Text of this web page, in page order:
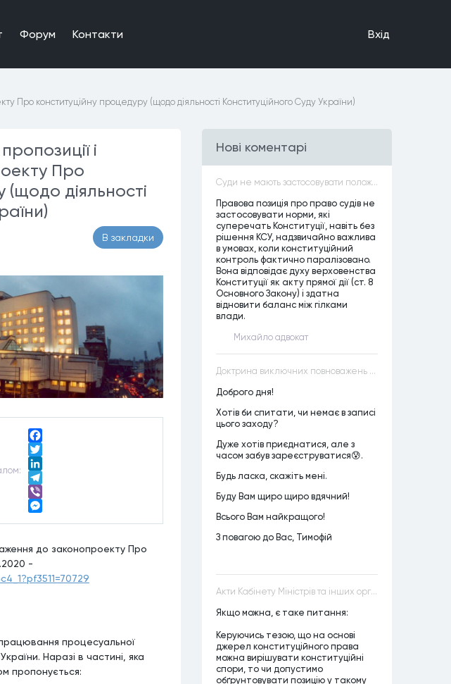
Форум Контакти Вхiд
Про конституційну процедуру (щодо діяльності Конституційного Суду України)
і
Про
(щодо діяльності
В закладки
Facebook
Twitter
LinkedIn
Telegram
Viber
до законопроекту Про
-
процесуальної
Наразі в частині, яка
пропонується:
Нові коментарі
Суди не мають застосовувати положення законів, які не відповідають Конституції, незалежно від того, чи визнавалися вони Конституційним Судом України неконституційними, тобто закони, що суперечать Конституції України не можуть застосовуватися навіть у випадках, коли вони є чинними
Правова позиція про право судів не
застосовувати норми, які
суперечать Конституції, навіть без
рішення КСУ, надзвичайно важлива
в умовах, коли конституційний
контроль фактично паралізовано.
Вона відповідає духу верховенства
Конституції як акту прямої дії (ст. 8
Основного Закону) і здатна
відновити баланс між гілками
влади.
Михайло адвокат
Доктрина виключних повноважень VS Доктрина прихованих повноважень
Доброго дня!
Хотів би спитати, чи немає в записі
цього заходу?
Дуже хотів приєднатися, але з
часом забув зареєструватися😰.
Будь ласка, скажіть мені.
Буду Вам щиро щиро вдячний!
Всього Вам найкращого!
З повагою до Вас, Тимофій
Акти Кабінету Міністрів та інших органів державної влади як джерела конституційного права
Якщо можна, є таке питання:
Керуючись тезою, що на основі
джерел конституційного права
можна вирішувати конституційні
спори, то чи допустимо
обґрунтовувати позицію у такому